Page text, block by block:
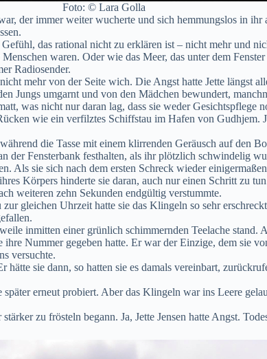
Foto: © Lara Golla
der immer weiter wucherte und sich hemmungslos in
das rational nicht zu erklären ist – nicht mehr und
waren. Oder wie das Meer, das unter dem
Radiosender.
mehr von der Seite wich. Die Angst hatte Jette längst
Jungs umgarnt und von den Mädchen bewundert,
was nicht nur daran lag, dass sie weder
wie ein verfilztes Schiffstau im Hafen von Gudhjem.
die Tasse mit einem klirrenden Geräusch auf den
der Fensterbank festhalten, als ihr plötzlich schwindelig
Als sie sich nach dem ersten Schreck wieder
Körpers hinderte sie daran, auch nur einen Schritt zu
weiteren zehn Sekunden endgültig verstummte.
gleichen Uhrzeit hatte sie das Klingeln so sehr
inmitten einer grünlich schimmernden Teelache
Nummer gegeben hatte. Er war der Einzige, dem sie
versuchte.
sie dann, so hatten sie es damals vereinbart,
später erneut probiert. Aber das Klingeln war ins Leere
zu frösteln begann. Ja, Jette Jensen hatte Angst.